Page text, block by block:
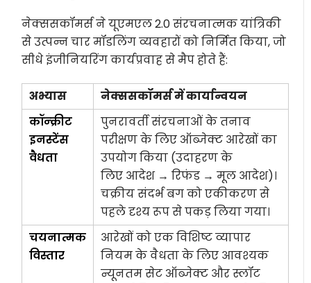
नेक्ससकॉमर्स ने यूएमएल 2.0 संरचनात्मक यांत्रिकी
से उत्पन्न चार मॉडलिंग व्यवहारों को निर्मित किया, जो
सीधे इंजीनियरिंग कार्यप्रवाह से मैप होते हैं:
अभ्यास
नेक्ससकॉमर्स में कार्यान्वयन
कॉन्क्रीट
इनस्टेंस
वैधता
पुनरावर्ती संरचनाओं के तनाव
परीक्षण के लिए ऑब्जेक्ट आरेखों का
उपयोग किया (उदाहरण के
लिए आदेश→रिफंड →मूल आदेश)।
चक्रीय संदर्भ बग को एकीकरण से
पहले दृश्य रूप से पकड़ लिया गया।
चयनात्मक
विस्तार
आरेखों को एक विशिष्ट व्यापार
नियम के वैधता के लिए आवश्यक
न्यूनतम सेट ऑब्जेक्ट और स्लॉट